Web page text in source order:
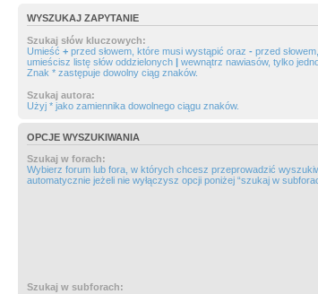
WYSZUKAJ ZAPYTANIE
Szukaj słów kluczowych:
Umieść + przed słowem, które musi wystąpić oraz - przed
umieścisz listę słów oddzielonych | wewnątrz nawiasów, tylko
Znak * zastępuje dowolny ciąg znaków.
Szukaj autora:
Użyj * jako zamiennika dowolnego ciągu znaków.
OPCJE WYSZUKIWANIA
Szukaj w forach:
Wybierz forum lub fora, w których chcesz przeprowadzić
automatycznie jeżeli nie wyłączysz opcji poniżej “szukaj w
Szukaj w subforach: